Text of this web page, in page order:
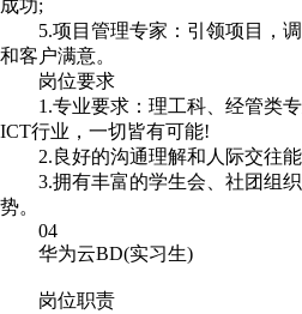
成功;
5.项目管理专家：引领项目，调
和客户满意。
岗位要求
1.专业要求：理工科、经管类专
ICT行业，一切皆有可能!
2.良好的沟通理解和人际交往能
3.拥有丰富的学生会、社团组织
势。
04
华为云BD(实习生)
岗位职责